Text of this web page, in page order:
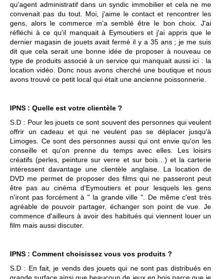
qu'agent administratif dans un syndic immobilier et cela ne me
convenait pas du tout. Moi, j'aime le contact et rencontrer les
gens, alors le commerce m'a semblé être le bon choix. J'ai
réfléchi à ce qu'il manquait à Eymoutiers et j'ai appris que le
dernier magasin de jouets avait fermé il y a 35 ans ; je me suis
dit que cela serait une bonne idée de proposer à nouveau ce
type de produits associé à un service qui manquait aussi ici : la
location vidéo. Donc nous avons cherché une boutique et nous
avons trouvé ce petit local qui était une ancienne poissonnerie.
IPNS : Quelle est votre clientèle ?
S.D : Pour les jouets ce sont souvent des personnes qui veulent
offrir un cadeau et qui ne veulent pas se déplacer jusqu'à
Limoges. Ce sont des personnes aussi qui ont envie qu'on les
conseille et qu'on prenne du temps avec elles. Les loisirs
créatifs (perles, peinture sur verre et sur bois…) et la carterie
intéressent davantage une clientèle anglaise. La location de
DVD me permet de proposer des films qui ne passeront peut
être pas au cinéma d'Eymoutiers et pour lesquels les gens
n'iront pas forcément à " la grande ville ". De même c'est très
agréable de pouvoir partager, échanger son point de vue. Je
commence d'ailleurs à avoir des habitués qui viennent louer un
film mais aussi discuter.
IPNS : Comment choisissez vous vos produits ?
S.D : En fait, je vends des jouets qui ne sont pas distribués en